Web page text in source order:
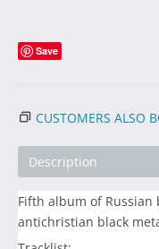
Save
CUSTOMERS ALSO
Description
Fifth album of
antichristian black